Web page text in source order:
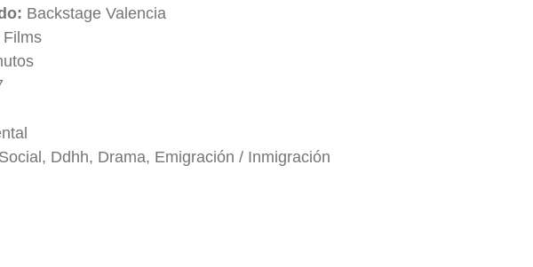
Backstage Valencia
Films
Ddhh, Drama, Emigración / Inmigración